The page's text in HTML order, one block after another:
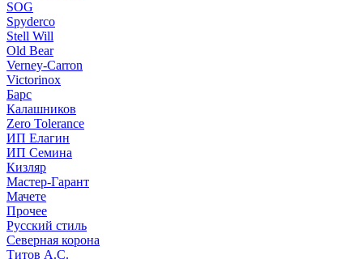
SOG
Spyderco
Stell Will
Old Bear
Verney-Carron
Victorinox
Барс
Калашников
Zero Tolerance
ИП Елагин
ИП Семина
Кизляр
Мастер-Гарант
Мачете
Прочее
Русский стиль
Северная корона
Титов А.С.